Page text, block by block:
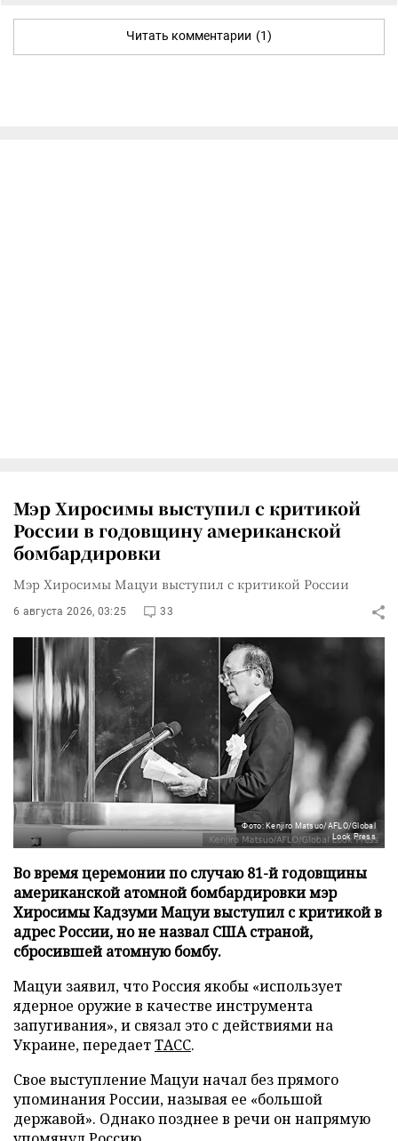
Читать комментарии (1)
Мэр Хиросимы выступил с критикой
России в годовщину американской
бомбардировки
Мэр Хиросимы Мацуи выступил с критикой России
6 августа 2026, 03:25 33
Фото: Kenjiro Matsuo/AFLO/Global
Look Press
Во время церемонии по случаю 81-й годовщины
американской атомной бомбардировки мэр
Хиросимы Кадзуми Мацуи выступил с критикой в
адрес России, но не назвал США страной,
сбросившей атомную бомбу.
Мацуи заявил, что Россия якобы «использует
ядерное оружие в качестве инструмента
запугивания», и связал это с действиями на
Украине, передаетТАСС.
Свое выступление Мацуи начал без прямого
упоминания России, называя ее «большой
державой». Однако позднее в речи он напрямую